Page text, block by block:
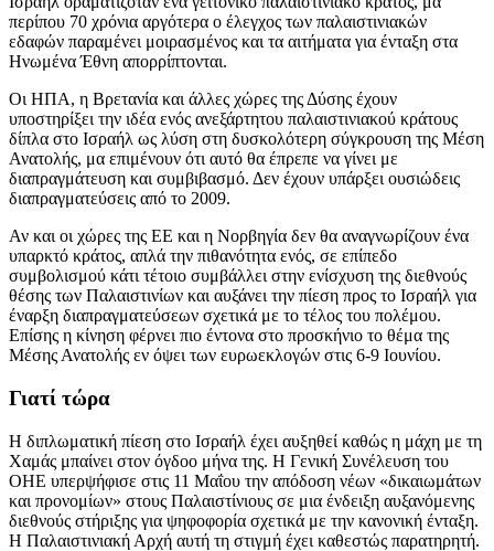
περίπου 70 χρόνια αργότερα ο έλεγχος των παλαιστινιακών
εδαφών παραμένει μοιρασμένος και τα αιτήματα για ένταξη στα
Ηνωμένα Έθνη απορρίπτονται.
Οι ΗΠΑ, η Βρετανία και άλλες χώρες της Δύσης έχουν
υποστηρίξει την ιδέα ενός ανεξάρτητου παλαιστινιακού κράτους
δίπλα στο Ισραήλ ως λύση στη δυσκολότερη σύγκρουση της Μέση
Ανατολής, μα επιμένουν ότι αυτό θα έπρεπε να γίνει με
διαπραγμάτευση και συμβιβασμό. Δεν έχουν υπάρξει ουσιώδεις
διαπραγματεύσεις από το 2009.
Αν και οι χώρες της ΕΕ και η Νορβηγία δεν θα αναγνωρίζουν ένα
υπαρκτό κράτος, απλά την πιθανότητα ενός, σε επίπεδο
συμβολισμού κάτι τέτοιο συμβάλλει στην ενίσχυση της διεθνούς
θέσης των Παλαιστινίων και αυξάνει την πίεση προς το Ισραήλ για
έναρξη διαπραγματεύσεων σχετικά με το τέλος του πολέμου.
Επίσης η κίνηση φέρνει πιο έντονα στο προσκήνιο το θέμα της
Μέσης Ανατολής εν όψει των ευρωεκλογών στις 6-9 Ιουνίου.
Γιατί τώρα
Η διπλωματική πίεση στο Ισραήλ έχει αυξηθεί καθώς η μάχη με τη
Χαμάς μπαίνει στον όγδοο μήνα της. Η Γενική Συνέλευση του
ΟΗΕ υπερψήφισε στις 11 Μαΐου την απόδοση νέων «δικαιωμάτων
και προνομίων» στους Παλαιστίνιους σε μια ένδειξη αυξανόμενης
διεθνούς στήριξης για ψηφοφορία σχετικά με την κανονική ένταξη.
Η Παλαιστινιακή Αρχή αυτή τη στιγμή έχει καθεστώς παρατηρητή.